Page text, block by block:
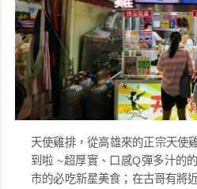
天使雞排，從高雄來的正宗天使
到啦 ~超厚實、口感Q彈多汁的
市的必吃新星美食；在古哥有將